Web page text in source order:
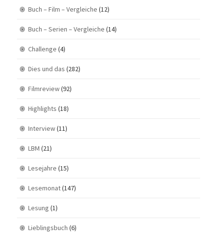
Buch – Film – Vergleiche (12)
Buch – Serien – Vergleiche (14)
Challenge (4)
Dies und das (282)
Filmreview(92)
Highlights (18)
Interview(11)
LBM (21)
Lesejahre (15)
Lesemonat(147)
Lesung (1)
Lieblingsbuch (6)